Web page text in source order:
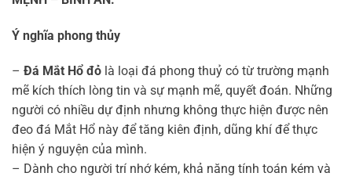
Ý nghĩa phong thủy
– Đá Mắt Hổ đỏ là loại đá phong thuỷ có từ trường mạnh
mẽ kích thích lòng tin và sự mạnh mẽ, quyết đoán. Những
người có nhiều dự định nhưng không thực hiện được nên
đeo đá Mắt Hổ này để tăng kiên định, dũng khí để thực
hiện ý nguyện của mình.
– Dành cho người trí nhớ kém, khả năng tính toán kém và